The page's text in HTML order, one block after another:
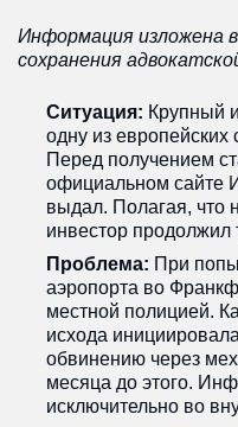
Информация изложена
сохранения
Ситуация: Крупный
одну из
Перед получением
официальном сайте
выдал. Полагая, что
инвестор продолжил
Проблема: При
аэропорта во
местной полицией.
исхода
обвинению через
месяца до этого.
исключительно во